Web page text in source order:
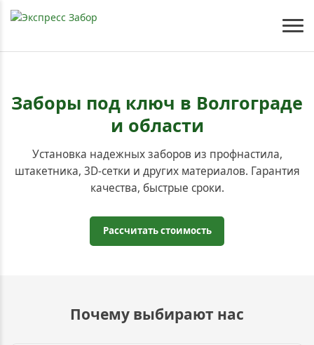
Заборы под ключ в Волгограде
и области
Установка надежных заборов из профнастила,
штакетника, 3D-сетки и других материалов. Гарантия
качества, быстрые сроки.
Рассчитать стоимость
Почему выбирают нас